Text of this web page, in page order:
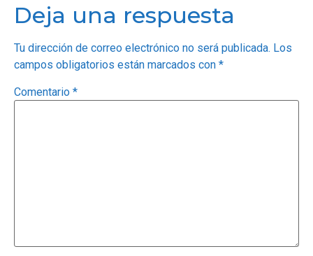
Deja una respuesta
Tu dirección de correo electrónico no será publicada. Los
campos obligatorios están marcados con *
Comentario *